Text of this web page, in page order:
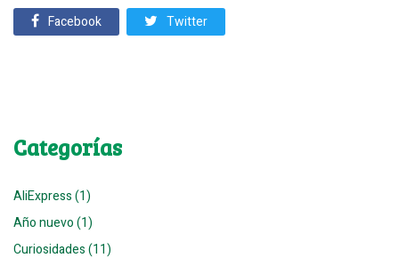
Facebook
Twitter
Categorías
AliExpress (1)
Año nuevo (1)
Curiosidades (11)